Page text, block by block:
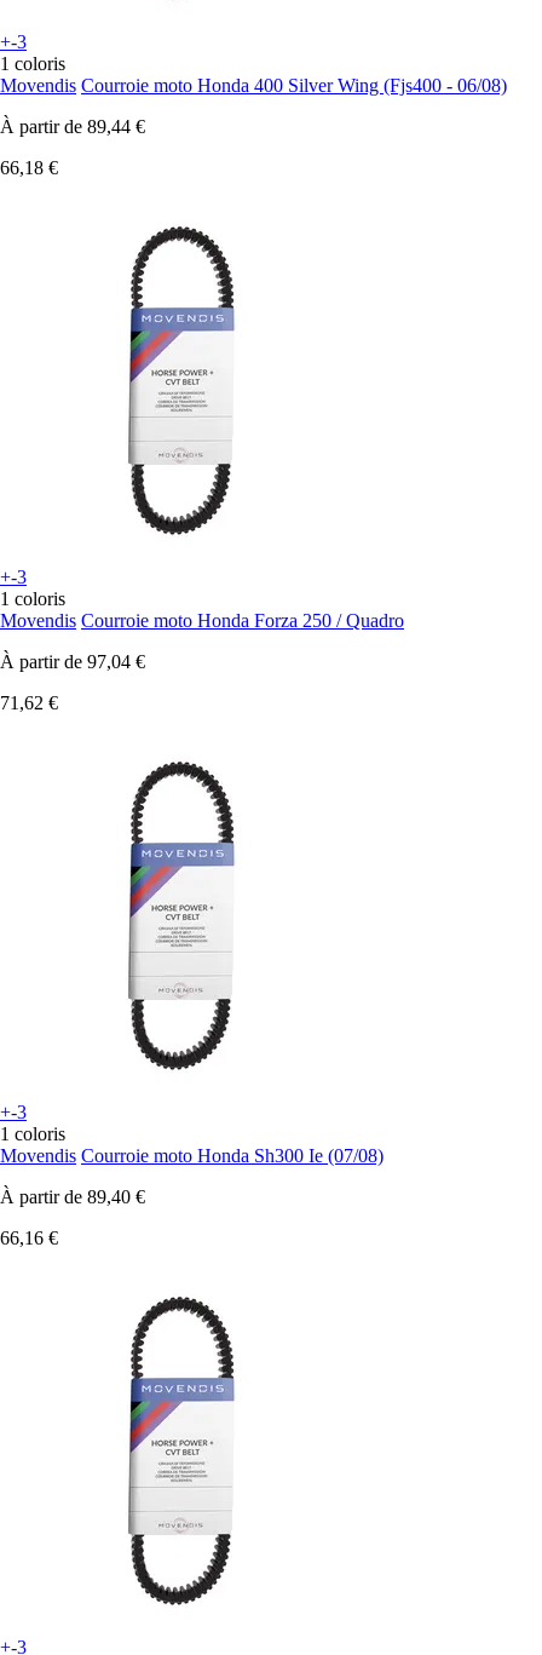
+-3
1 coloris
Movendis Courroie moto Honda 400 Silver Wing (Fjs400 - 06/08)
À partir de 89,44 €
66,18 €
+-3
1 coloris
Movendis Courroie moto Honda Forza 250 / Quadro
À partir de 97,04 €
71,62 €
+-3
1 coloris
Movendis Courroie moto Honda Sh300 Ie (07/08)
À partir de 89,40 €
66,16 €
+-3